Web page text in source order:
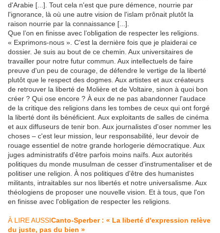
d'Arabie [...]. Tout cela n'est que pure démence, nourrie par
l'ignorance, là où une autre vision de l'islam prônait plutôt la
raison nourrie par la connaissance [...].
Que l’on en finisse avec l’obligation de respecter les religions.
« Exprimons-nous ». C'est la dernière fois que je plaiderai ce
dossier. Je suis au bout de ce chemin. Aux universitaires de
travailler pour notre futur commun. Aux intellectuels de faire
preuve d'un peu de courage, de défendre le vertige de la liberté
plutôt que le respect des dogmes. Aux artistes et aux créateurs
de retrouver la liberté de Molière et de Voltaire, sinon à quoi bon
créer ? Qui ose encore ? À eux de ne pas abandonner l'audace
de la critique des religions dans les tombes de ceux qui ont forgé
la liberté dont ils bénéficient. Aux exploitants de salles de cinéma
et aux diffuseurs de tenir bon. Aux journalistes d'oser nommer les
choses – c'est leur mission, leur responsabilité, leur devoir de
rouage essentiel de notre grande horlogerie démocratique. Aux
juges administratifs d'être parfois moins naïfs. Aux autorités
politiques du monde musulman de cesser d'instrumentaliser et de
politiser une religion. À nos politiques d'être des humanistes
militants, intraitables sur nos libertés et notre universalisme. Aux
théologiens de proposer une nouvelle vision. Et à tous, que l'on
en finisse avec l'obligation de respecter les religions.
À LIRE AUSSICanto-Sperber : « La liberté d'expression relève
du juste, pas du bien »